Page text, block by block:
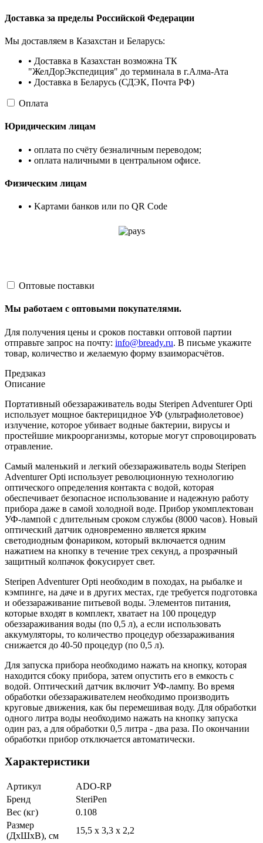
Доставка за пределы Российской Федерации
Мы доставляем в Казахстан и Беларусь:
• Доставка в Казахстан возможна ТК
"ЖелДорЭкспедиция" до терминала в г.Алма-Ата
• Доставка в Беларусь (СДЭК, Почта РФ)
Оплата
Юридическим лицам
• оплата по счёту безналичным переводом;
• оплата наличными в центральном офисе.
Физическим лицам
• Kартами банков или по QR Code
Оптовые поставки
Мы работаем с оптовыми покупателями.
Для получения цены и сроков поставки оптовой партии
отправьте запрос на почту: info@bready.ru. В письме укажите
товар, количество и желаемую форму взаиморасчётов.
Предзаказ
Описание
Портативный обеззараживатель воды Steripen Adventurer Opti
использует мощное бактерицидное УФ (ультрафиолетовое)
излучение, которое убивает водные бактерии, вирусы и
простейшие микроорганизмы, которые могут спровоцировать
отравление.
Самый маленький и легкий обеззараживатель воды Steripen
Adventurer Opti использует революционную технологию
оптического определения контакта с водой, которая
обеспечивает безопасное использование и надежную работу
прибора даже в самой холодной воде. Прибор укомплектован
УФ-лампой с длительным сроком службы (8000 часов). Новый
оптический датчик одновременно является ярким
светодиодным фонариком, который включается одним
нажатием на кнопку в течение трех секунд, а прозрачный
защитный колпачок фокусирует свет.
Steripen Adventurer Opti необходим в походах, на рыбалке и
кэмпинге, на даче и в других местах, где требуется подготовка
и обеззараживание питьевой воды. Элементов питания,
которые входят в комплект, хватает на 100 процедур
обеззараживания воды (по 0,5 л), а если использовать
аккумуляторы, то количество процедур обеззараживания
снижается до 40-50 процедур (по 0,5 л).
Для запуска прибора необходимо нажать на кнопку, которая
находится сбоку прибора, затем опустить его в емкость с
водой. Оптический датчик включит УФ-лампу. Во время
обработки обеззараживателем необходимо производить
круговые движения, как бы перемешивая воду. Для обработки
одного литра воды необходимо нажать на кнопку запуска
один раз, а для обработки 0,5 литра - два раза. По окончании
обработки прибор отключается автоматически.
Характеристики
Артикул
ADO-RP
Бренд
SteriPen
Вес (кг)
0.108
Размер
(ДхШхВ), см
15,5 х 3,3 х 2,2